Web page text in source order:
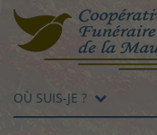
OÙ SUIS-JE ?